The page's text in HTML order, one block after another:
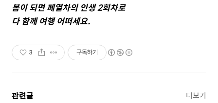
봄이 되면 폐열차의 인생 2회차로
다 함께 여행 어떠세요.
3 구독하기
관련글 더보기